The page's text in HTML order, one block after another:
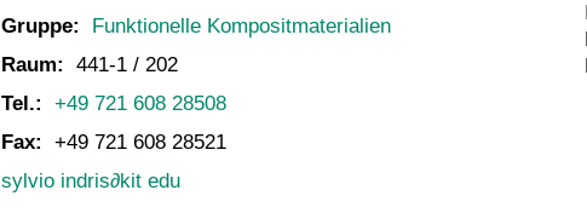
Gruppe:
Funktionelle Kompositmaterialien
Raum:
441-1 / 202
Tel.:
+49 721 608 28508
Fax:
+49 721 608 28521
sylvio indris∂kit edu